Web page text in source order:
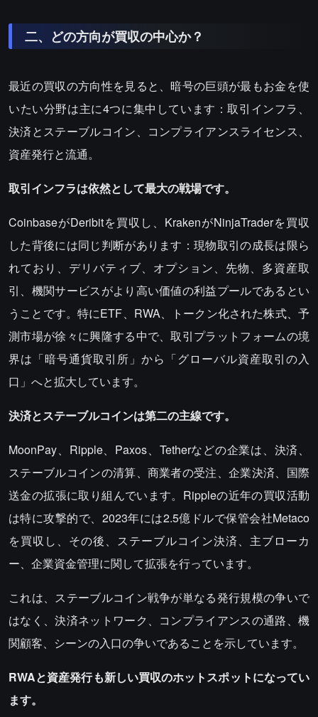
二、どの方向が買収の中心か？
最近の買収の方向性を見ると、暗号の巨頭が最もお金を使
いたい分野は主に4つに集中しています：取引インフラ、
決済とステーブルコイン、コンプライアンスライセンス、
資産発行と流通。
取引インフラは依然として最大の戦場です。
CoinbaseがDeribitを買収し、KrakenがNinjaTraderを買収
した背後には同じ判断があります：現物取引の成長は限ら
れており、デリバティブ、オプション、先物、多資産取
引、機関サービスがより高い価値の利益プールであるとい
うことです。特にETF、RWA、トークン化された株式、予
測市場が徐々に興隆する中で、取引プラットフォームの境
界は「暗号通貨取引所」から「グローバル資産取引の入
口」へと拡大しています。
決済とステーブルコインは第二の主線です。
MoonPay、Ripple、Paxos、Tetherなどの企業は、決済、
ステーブルコインの清算、商業者の受注、企業決済、国際
送金の拡張に取り組んでいます。Rippleの近年の買収活動
は特に攻撃的で、2023年には2.5億ドルで保管会社Metaco
を買収し、その後、ステーブルコイン決済、主ブローカ
ー、企業資金管理に関して拡張を行っています。
これは、ステーブルコイン戦争が単なる発行規模の争いで
はなく、決済ネットワーク、コンプライアンスの通路、機
関顧客、シーンの入口の争いであることを示しています。
RWAと資産発行も新しい買収のホットスポットになってい
ます。